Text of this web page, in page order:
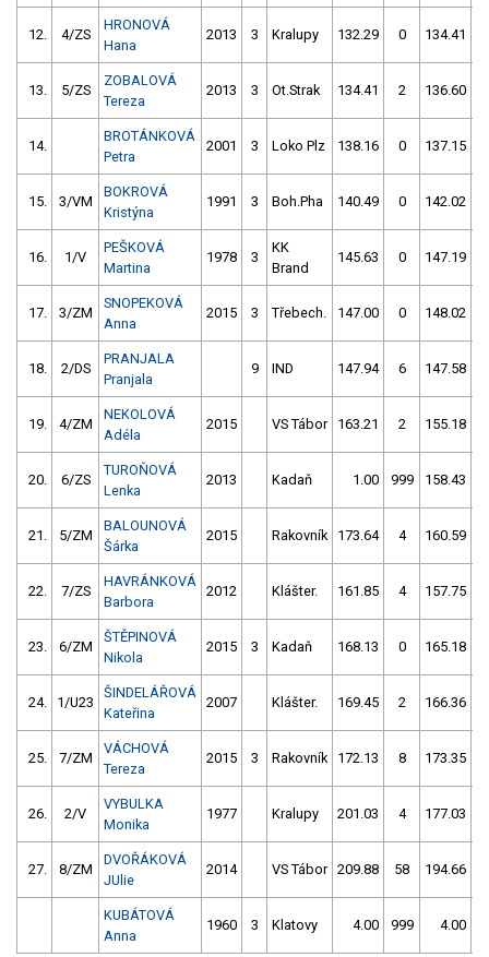
12. 4/ZS
HRONOVÁ
Hana
2013 3 Kralupy 132.29 0 134.41
13. 5/ZS
ZOBALOVÁ
Tereza
2013 3 Ot.Strak 134.41 2 136.60
14.
BROTÁNKOVÁ
Petra
2001 3 Loko Plz 138.16 0 137.15
15. 3/VM
BOKROVÁ
Kristýna
1991 3 Boh.Pha 140.49 0 142.02
16. 1/V
PEŠKOVÁ
Martina
1978 3
KK
Brand
145.63 0 147.19
17. 3/ZM
SNOPEKOVÁ
Anna
2015 3 Třebech. 147.00 0 148.02
18. 2/DS
PRANJALA
Pranjala
9 IND 147.94 6 147.58
19. 4/ZM
NEKOLOVÁ
Adéla
2015 VS Tábor 163.21 2 155.18
20. 6/ZS
TUROŇOVÁ
Lenka
2013 Kadaň 1.00 999 158.43
21. 5/ZM
BALOUNOVÁ
Šárka
2015 Rakovník 173.64 4 160.59
22. 7/ZS
HAVRÁNKOVÁ
Barbora
2012 Klášter. 161.85 4 157.75
23. 6/ZM
ŠTĚPINOVÁ
Nikola
2015 3 Kadaň 168.13 0 165.18
24. 1/U23
ŠINDELÁŘOVÁ
Kateřina
2007 Klášter. 169.45 2 166.36
25. 7/ZM
VÁCHOVÁ
Tereza
2015 3 Rakovník 172.13 8 173.35
26. 2/V
VYBULKA
Monika
1977 Kralupy 201.03 4 177.03
27. 8/ZM
DVOŘÁKOVÁ
JUlie
2014 VS Tábor 209.88 58 194.66
KUBÁTOVÁ
Anna
1960 3 Klatovy 4.00 999 4.00